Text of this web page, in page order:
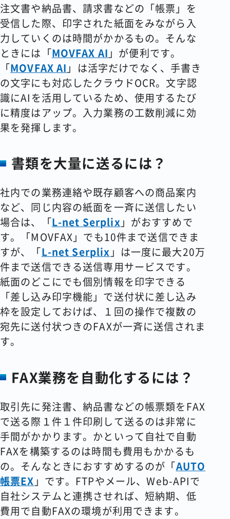
注文書や納品書、請求書などの「帳票」を
受信した際、印字された紙面をみながら入
力していくのは時間がかかるもの。そんな
ときには「MOVFAX AI 」が便利です。
「MOVFAX AI 」は活字だけでなく、手書き
の文字にも対応したクラウドOCR。文字認
識にAIを活用しているため、使用するたび
に精度はアップ。入力業務の工数削減に効
果を発揮します。
書類を大量に送るには？
社内での業務連絡や既存顧客への商品案内
など、同じ内容の紙面を一斉に送信したい
場合は、「L-net Serplix 」がおすすめで
す。「MOVFAX」でも10件まで送信できま
すが、「L-net Serplix 」は一度に最大20万
件まで送信できる送信専用サービスです。
紙面のどこにでも個別情報を印字できる
「差し込み印字機能」で送付状に差し込み
枠を設定しておけば、１回の操作で複数の
宛先に送付状つきのFAXが一斉に送信されま
す。
FAX業務を自動化するには？
取引先に発注書、納品書などの帳票類をFAX
で送る際１件１件印刷して送るのは非常に
手間がかかります。かといって自社で自動
FAXを構築するのは時間も費用もかかるも
の。そんなときにおすすめするのが「AUTO
帳票EX 」です。FTPやメール、Web-APIで
自社システムと連携させれば、短納期、低
費用で自動FAXの環境が利用できます。